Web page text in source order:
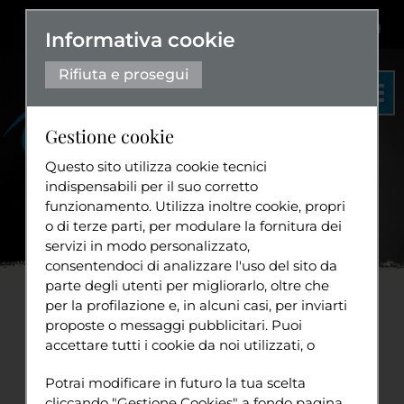
Dislessia Eng
Organigramma
Statuto
Diventa volontario
Sport
Home News La svolta
La svolta culturale del
Modello Sociale della
Informativa cookie
Rifiuta e prosegui
Gestione cookie
Questo sito utilizza cookie tecnici
indispensabili per il suo corretto
funzionamento. Utilizza inoltre cookie, propri
o di terze parti, per modulare la fornitura dei
servizi in modo personalizzato,
consentendoci di analizzare l'uso del sito da
parte degli utenti per migliorarlo, oltre che
per la profilazione e, in alcuni casi, per inviarti
proposte o messaggi pubblicitari. Puoi
accettare tutti i cookie da noi utilizzati, o
compaiono sulle pagine di questo sito,
Potrai modificare in futuro la tua scelta